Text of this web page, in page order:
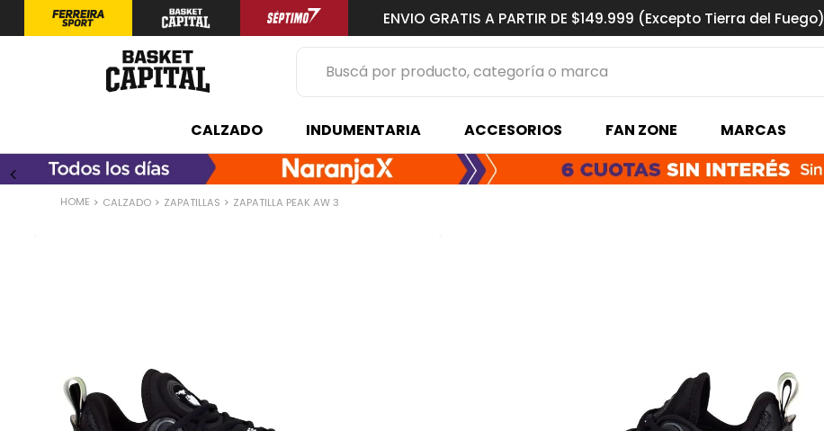
ENVIO GRATIS A PARTIR DE $149.999 (Excepto Tierra del Fuego)
Buscá por producto, categoría o marca
CALZADO INDUMENTARIA ACCESORIOS FAN ZONE MARCAS
CALZADO ZAPATILLAS ZAPATILLA PEAK AW 3
2.
niño
3 .